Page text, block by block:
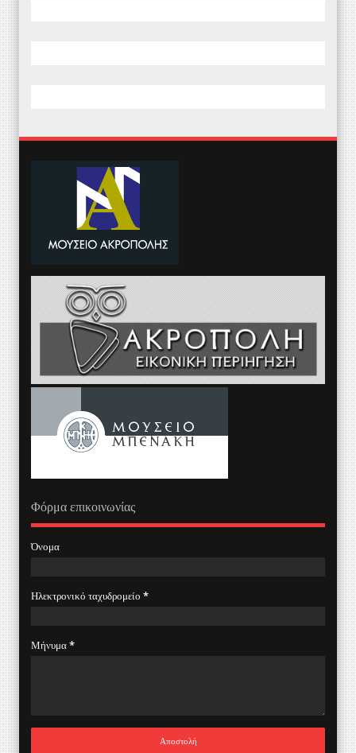
Φόρμα επικοινωνίας
Όνομα
Ηλεκτρονικό ταχυδρομείο *
Μήνυμα*